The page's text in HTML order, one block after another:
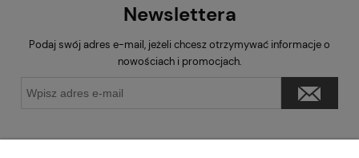
Newslettera
Podaj swój adres e-mail, jeżeli chcesz otrzymywać informacje o
nowościach i promocjach.